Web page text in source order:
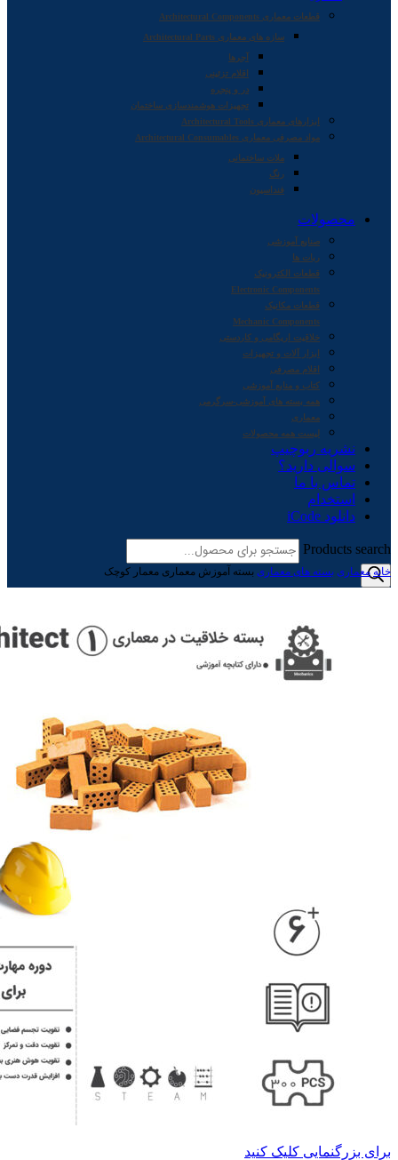
قطعات معماری Architectural Components
سازه های معماری Architectural Parts
آجرها
اقلام تزئینی
در و پنجره
تجهیزات هوشمندسازی ساختمان
ابزارهای معماری Architectural Tools
مواد مصرفی معماری Architectural Consumables
ملات ساختمانی
رنگ
فنداسیون
محصولات
صنایع آموزشی
ربات ها
قطعات الکترونیک
Electronic Components
قطعات مکانیک
Mechanic Components
خلاقیت اریگامی و کاردستی
ابزار آلات و تجهیزات
اقلام مصرفی
کتاب و منابع آموزشی
همه بسته های آموزشی-سرگرمی
معماری
لیست همه محصولات
نشریه ربوچیپ
سوالی دارید؟
تماس با ما
استخدام
دانلود iCode
Products search
خانه معماری بسته های معماری بسته آموزش معماری معمار کوچک
برای بزرگنمایی کلیک کنید